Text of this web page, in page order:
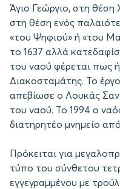
Άγιο Γεώργιο, στη
στη θέση ενός
«του Ψηφιού» ή «του
το 1637 αλλά
του ναού φέρεται πως
Διακοσταμάτης. Το
απεβίωσε ο Λουκάς
του ναού. Το 1994 ο
διατηρητέο μνημείο
Πρόκειται για
τύπο του σύνθετου
εγγεγραμμένου με